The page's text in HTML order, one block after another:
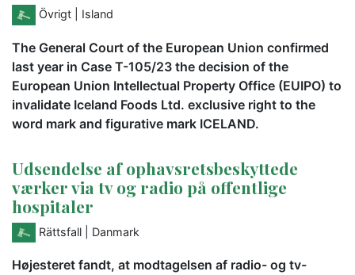
Övrigt | Island
The General Court of the European Union confirmed
last year in Case T-105/23 the decision of the
European Union Intellectual Property Office (EUIPO) to
invalidate Iceland Foods Ltd. exclusive right to the
word mark and figurative mark ICELAND.
Udsendelse af ophavsretsbeskyttede
værker via tv og radio på offentlige
hospitaler
Rättsfall | Danmark
Højesteret fandt, at modtagelsen af radio- og tv-